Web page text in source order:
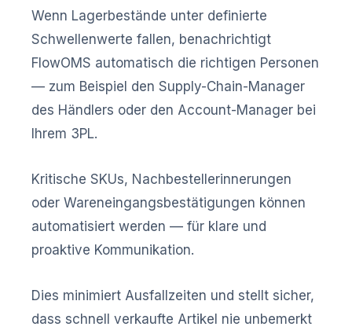
Wenn Lagerbestände unter definierte
Schwellenwerte fallen, benachrichtigt
FlowOMS automatisch die richtigen Personen
— zum Beispiel den Supply-Chain-Manager
des Händlers oder den Account-Manager bei
Ihrem 3PL.
Kritische SKUs, Nachbestellerinnerungen
oder Wareneingangsbestätigungen können
automatisiert werden — für klare und
proaktive Kommunikation.
Dies minimiert Ausfallzeiten und stellt sicher,
dass schnell verkaufte Artikel nie unbemerkt